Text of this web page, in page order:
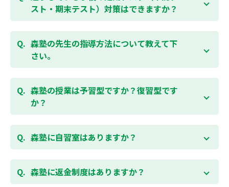
お問合わせはこちら
受講をおすすめしております。まずはお気軽にご相談
ください。
ご相談（お問合わせ）はこちら
スト・期末テスト）対策はできますか？
お子様お一人おひとりの学校進度やテスト範囲にあわ
せて授業をすすめますので、定期テスト対策に繋がり
ます。森塾では、テスト直前に自分の予定にあわせ
て、テスト対策授業の追加ができます。 受講中の科目
ど）も可能です。 普段忙しくてなかなか手が回らない
科目も、テスト前に集中して対策できると好評です。
森塾の先生の指導方法について教えて下
さい。
「質量ともに日本一」と自負する研修制度を受け、知
識や教え方を習得した先生が、一人ひとりの能力、個
性に合わせて個別指導いたします。先生とお子様の相
性を大切にするために、相性が合わなければ先生変更
森塾の授業は予習型ですか？復習型です
か？
春期・夏期等の講習以外では森塾の授業は学校で習っ
たところを教える「復習型授業」ではなく、塾で習っ
のが楽しくなります。
勉強が楽しくなるとテストの成績が上がり、テストの
森塾に自習室はありますか？
各校舎に完備しています。
空いている時間があれば、学校の授業の予習や宿題、
森塾に返金制度はありますか？